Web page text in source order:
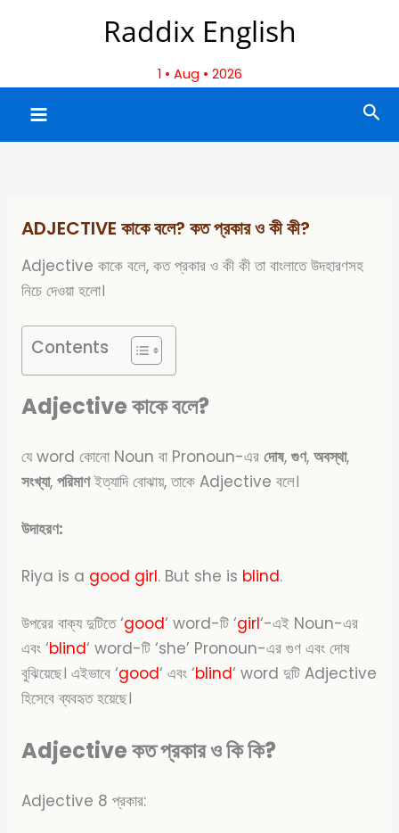
Raddix English
1 • Aug • 2026
ADJECTIVE কাকে বলে? কত প্রকার ও কী কী?
Adjective কাকে বলে, কত প্রকার ও কী কী তা বাংলাতে উদহারণসহ
নিচে দেওয়া হলো।
Contents
Adjective কাকে বলে?
যে word কোনো Noun বা Pronoun-এর দোষ, গুণ, অবস্থা,
সংখ্যা, পরিমাণইত্যাদি বোঝায়, তাকে Adjective বলে।
উদাহরণ:
Riya is a good girl. But she is blind.
উপরের বাক্য দুটিতে ‘good‘ word-টি ‘girl‘-এই Noun-এর
এবং ‘blind‘ word-টি ‘she’ Pronoun-এর গুণ এবং দোষ
বুঝিয়েছে। এইভাবে ‘good‘ এবং ‘blind‘ word দুটি Adjective
হিসেবে ব্যবহৃত হয়েছে।
Adjective কত প্রকার ও কি কি?
Adjective 8 প্রকার: